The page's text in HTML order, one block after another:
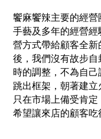
饗麻饗辣主要的經
手藝及多年的經營
營方式帶給顧客全
後，我們沒有故步
時的調整，不為自
跳出框架，朝著建
只在市場上備受肯定
希望讓來店的顧客吃